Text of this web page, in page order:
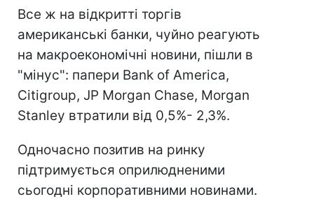
Все ж на відкритті торгів
американські банки, чуйно реагують
на макроекономічні новини, пішли в
"мінус": папери Bank of America,
Citigroup, JP Morgan Chase, Morgan
Stanley втратили від 0,5%- 2,3%.
Одночасно позитив на ринку
підтримується оприлюдненими
сьогодні корпоративними новинами.